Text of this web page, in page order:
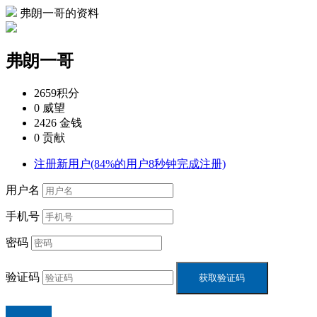
弗朗一哥的资料
弗朗一哥
2659积分
0 威望
2426 金钱
0 贡献
注册新用户(84%的用户8秒钟完成注册)
用户名
手机号
密码
验证码